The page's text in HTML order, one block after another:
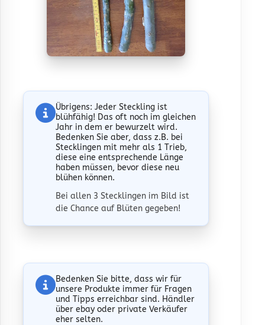
Übrigens: Jeder Steckling ist
blühfähig! Das oft noch im gleichen
Jahr in dem er bewurzelt wird.
Bedenken Sie aber, dass z.B. bei
Stecklingen mit mehr als 1 Trieb,
diese eine entsprechende Länge
haben müssen, bevor diese neu
blühen können.
Bei allen 3 Stecklingen im Bild ist
die Chance auf Blüten gegeben!
Bedenken Sie bitte, dass wir für
unsere Produkte immer für Fragen
und Tipps erreichbar sind. Händler
über ebay oder private Verkäufer
eher selten.